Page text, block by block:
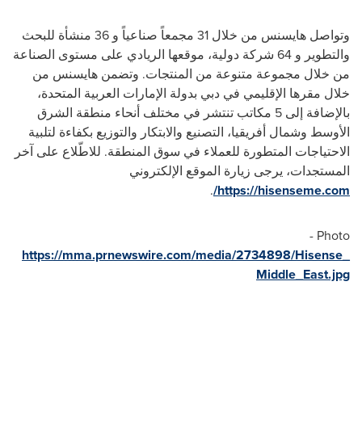
وتواصل هايسنس من خلال 31 مجمعاً صناعياً و 36 منشأة للبحث
والتطوير و 64 شركة دولية، موقعها الريادي على مستوى الصناعة
من خلال مجموعة متنوعة من المنتجات. وتضمن هايسنس من
خلال مقرها الإقليمي في دبي بدولة الإمارات العربية المتحدة،
بالإضافة إلى 5 مكاتب تنتشر في مختلف أنحاء منطقة الشرق
الأوسط وشمال أفريقيا، التصنيع والابتكار والتوزيع بكفاءة لتلبية
الاحتياجات المتطورة للعملاء في سوق المنطقة. للاطّلاع على آخر
المستجدات، يرجى زيارة الموقع الإلكتروني
https://hisenseme.com
/
.
Photo -
https://mma.prnewswire.com/media/2734898/Hisense_
Middle_East.jpg